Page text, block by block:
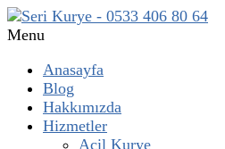
Menu
Anasayfa
Blog
Hakkımızda
Hizmetler
Acil Kurye